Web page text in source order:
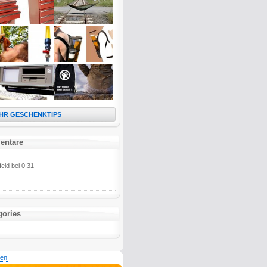
GESCHENKTIPS
bei 0:31